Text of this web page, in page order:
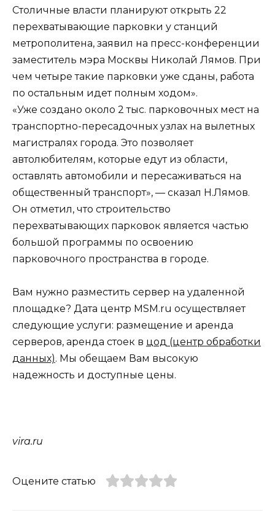
Столичные власти планируют открыть 22
перехватывающие парковки у станций
метрополитена, заявил на пресс-конференции
заместитель мэра Москвы Николай Лямов. При
чем четыре такие парковки уже сданы, работа
по остальным идет полным ходом».
«Уже создано около 2 тыс. парковочных мест на
транспортно-пересадочных узлах на вылетных
магистралях города. Это позволяет
автолюбителям, которые едут из области,
оставлять автомобили и пересаживаться на
общественный транспорт», — сказал Н.Лямов.
Он отметил, что строительство
перехватывающих парковок является частью
большой программы по освоению
парковочного пространства в городе.
Вам нужно разместить сервер на удаленной
площадке? Дата центр MSM.ru осуществляет
следующие услуги: размещение и аренда
серверов, аренда стоек в цод (центр обработки
данных). Мы обещаем Вам высокую
надежность и доступные цены.
vira.ru
Оцените статью